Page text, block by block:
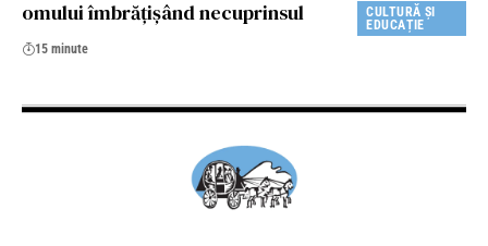
CULTURĂ ȘI
EDUCAȚIE
omului îmbrățișând necuprinsul
15 minute